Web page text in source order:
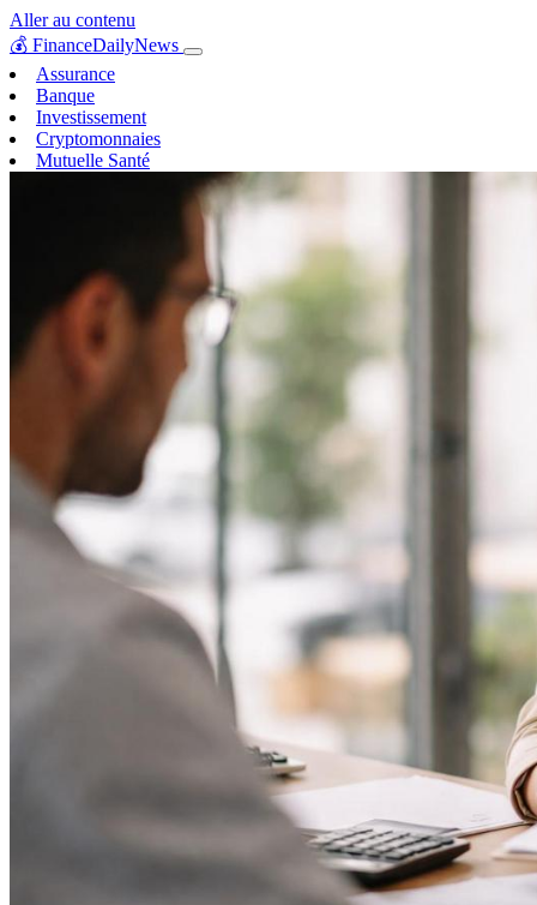
Aller au contenu
💰 FinanceDailyNews
Assurance
Banque
Investissement
Cryptomonnaies
Mutuelle Santé